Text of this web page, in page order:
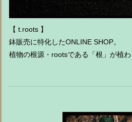
【 t.roots 】
鉢販売に特化したONLINE SHOP。
植物の根源・rootsである「根」が植わ